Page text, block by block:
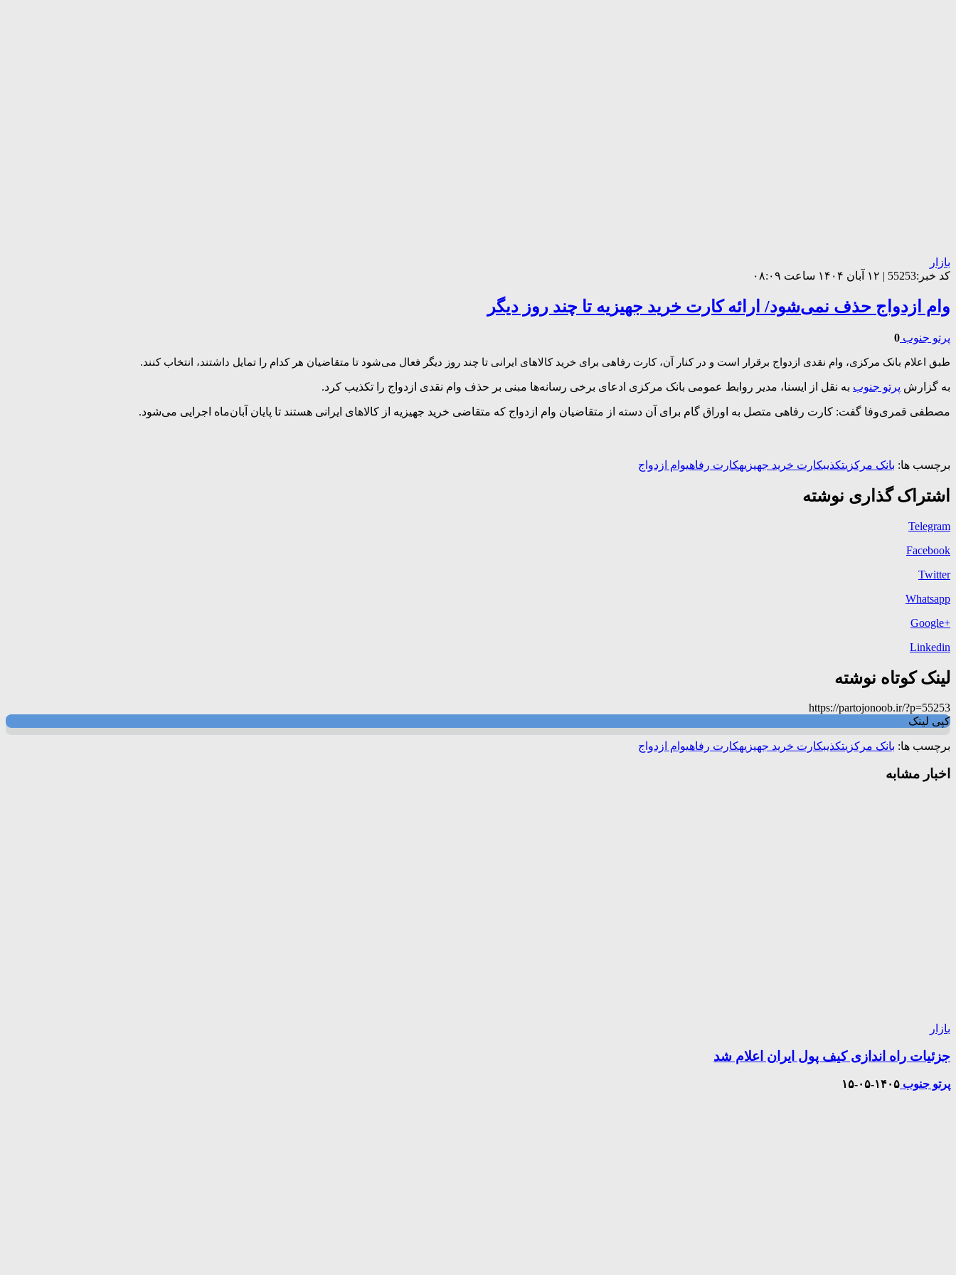
بازار
کد خبر:55253 | ۱۲ آبان ۱۴۰۴ ساعت ۰۸:۰۹
وام ازدواج حذف نمی‌شود/ ارائه کارت خرید جهیزیه تا چند روز دیگر
پرتو جنوب 0
طبق اعلام بانک مرکزی، وام نقدی ازدواج برقرار است و در کنار آن، کارت رفاهی برای خرید کالاهای ایرانی تا چند روز دیگر فعال می‌شود تا متقاضیان هر کدام را تمایل داشتند، انتخاب کنند.
به گزارش پرتو جنوب به نقل از ایسنا، مدیر روابط عمومی بانک مرکزی ادعای برخی رسانه‌ها مبنی بر حذف وام نقدی ازدواج را تکذیب کرد.
مصطفی قمری‌وفا گفت: کارت رفاهی متصل به اوراق گام برای آن دسته از متقاضیان وام ازدواج که متقاضی خرید جهیزیه از کالاهای ایرانی هستند تا پایان آبان‌ماه اجرایی می‌شود.
برچسب ها: بانک مرکزیتکذیبکارت خرید جهیزیهکارت رفاهیوام ازدواج
اشتراک گذاری نوشته
Telegram
Facebook
Twitter
Whatsapp
+Google
Linkedin
لینک کوتاه نوشته
https://partojonoob.ir/?p=55253
کپی لینک
برچسب ها: بانک مرکزیتکذیبکارت خرید جهیزیهکارت رفاهیوام ازدواج
اخبار مشابه
بازار
جزئیات راه اندازی کیف پول ایران اعلام شد
پرتو جنوب ۱۴۰۵-۰۵-۱۵